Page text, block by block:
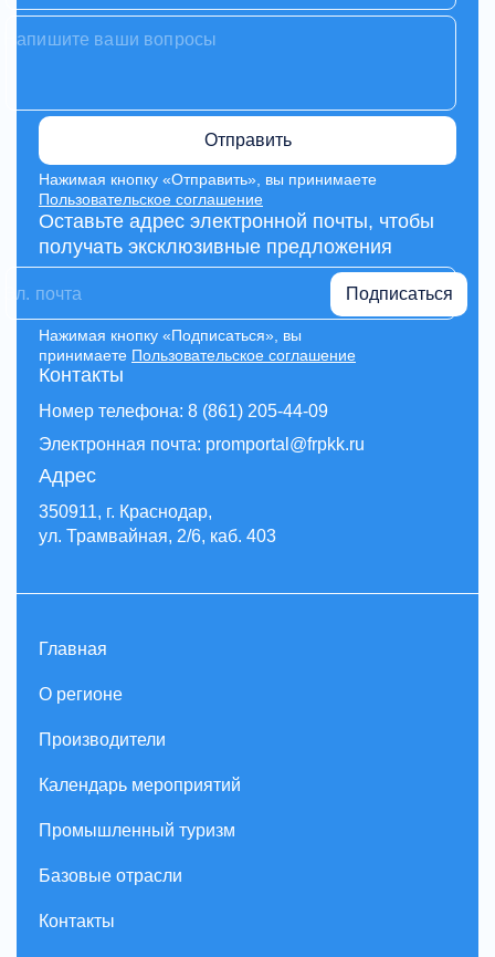
Контакты
Номер телефона: 8 (861) 205-44-09
Электронная почта: promportal@frpkk.ru
Адрес
350911, г. Краснодар,
ул. Трамвайная, 2/6, каб. 403
Отправить
Нажимая кнопку «Отправить», вы принимаете
Пользовательское соглашение
Оставьте адрес электронной почты, чтобы
получать эксклюзивные предложения
Подписаться
Нажимая кнопку «Подписаться», вы
принимаете Пользовательское соглашение
Главная
О регионе
Производители
Календарь мероприятий
Промышленный туризм
Базовые отрасли
Контакты